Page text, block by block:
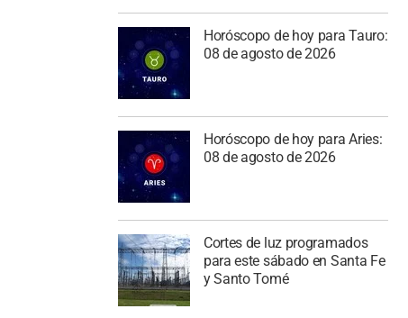
Horóscopo de hoy para Tauro:
08 de agosto de 2026
Horóscopo de hoy para Aries:
08 de agosto de 2026
Cortes de luz programados
para este sábado en Santa Fe
y Santo Tomé